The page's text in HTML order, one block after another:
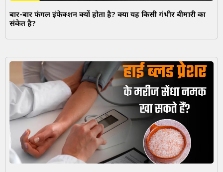
बार-बार फंगल इंफेक्शन क्यों होता है? क्या यह किसी गंभीर बीमारी का
संकेत है?